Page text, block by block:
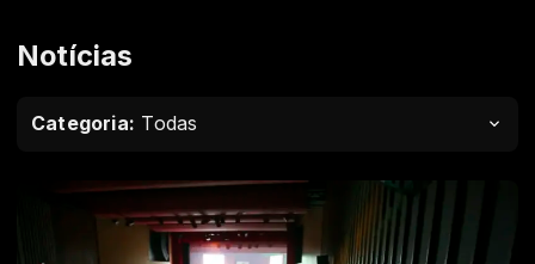
Notícias
Categoria: Todas